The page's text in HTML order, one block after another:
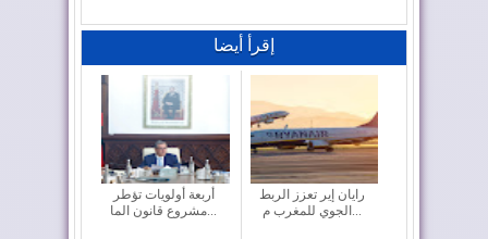
إقرأ أيضا
أربعة أولويات تؤطر
مشروع قانون الما...
رايان إير تعزز الربط
الجوي للمغرب م...